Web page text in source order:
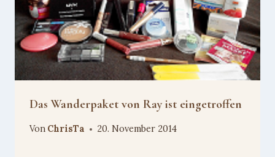
Das Wanderpaket von Ray ist eingetroffen
Von ChrisTa 20. November 2014